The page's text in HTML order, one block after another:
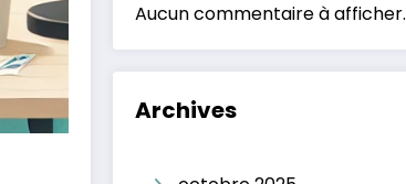
Aucun commentaire à afficher.
Archives